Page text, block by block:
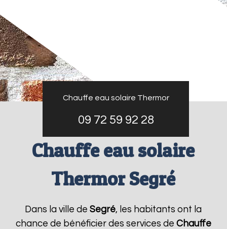
Chauffe eau solaire Thermor
09 72 59 92 28
Chauffe eau solaire
Thermor Segré
Dans la ville deSegré, les habitants ont la
chance de bénéficier des services de Chauffe